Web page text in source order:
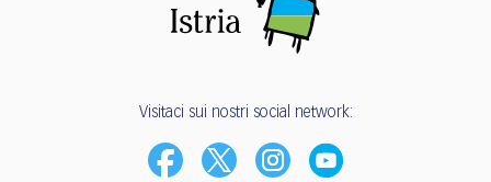
Visitaci sui nostri social network: